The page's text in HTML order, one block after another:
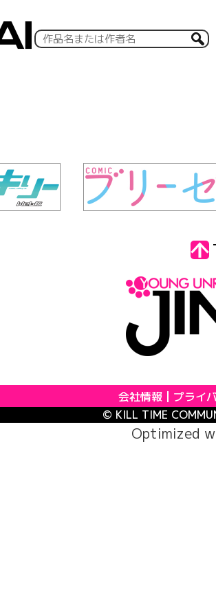
会社情報 プライ
© KILL TIME
Optimized